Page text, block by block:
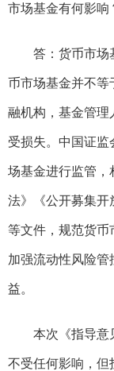
市场基金有何影响
答：货币市场基
币市场基金并不等
融机构，基金管理
受损失。中国证
场基金进行监管，
法》《公开募集开
等文件，规范货币
加强流动性风险管
益。
本次《指导意见
不受任何影响，但